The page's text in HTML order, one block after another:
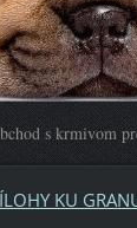
s krmivom
KU